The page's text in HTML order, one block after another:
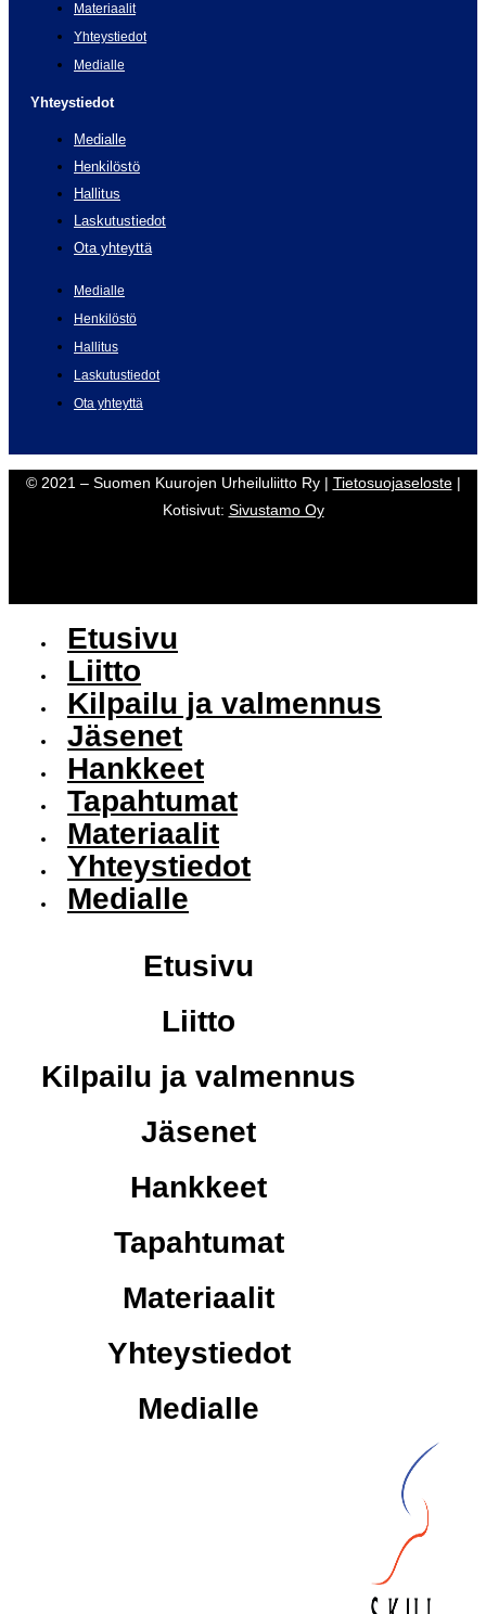
Materiaalit
Yhteystiedot
Medialle
Yhteystiedot
Medialle
Henkilöstö
Hallitus
Laskutustiedot
Ota yhteyttä
Medialle
Henkilöstö
Hallitus
Laskutustiedot
Ota yhteyttä
© 2021 – Suomen Kuurojen Urheiluliitto Ry | Tietosuojaseloste|
Kotisivut: Sivustamo Oy
Etusivu
Liitto
Kilpailu ja valmennus
Jäsenet
Hankkeet
Tapahtumat
Materiaalit
Yhteystiedot
Medialle
Etusivu
Liitto
Kilpailu ja valmennus
Jäsenet
Hankkeet
Tapahtumat
Materiaalit
Yhteystiedot
Medialle